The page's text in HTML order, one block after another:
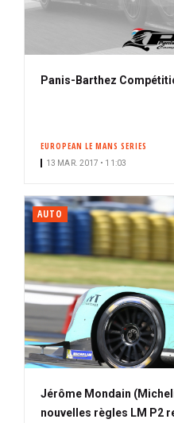
Panis-Barthez
EUROPEAN LE MANS SERIES
13 MAR. 2017 • 11:03
AUTO
Jérôme Mondain
nouvelles règles LM P2